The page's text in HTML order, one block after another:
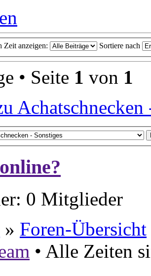
Zeit anzeigen: Sortiere nach
• Seite 1 von 1
Achatschnecken
0 Mitglieder
» Foren-Übersicht
• Alle Zeiten